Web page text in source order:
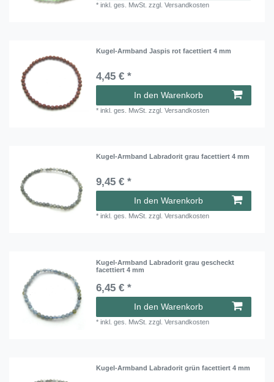
*inkl. ges. MwSt. zzgl.Versandkosten
Kugel-Armband Jaspis rot facettiert 4 mm
4,45 € *
In den Warenkorb
*inkl. ges. MwSt. zzgl.Versandkosten
Kugel-Armband Labradorit grau facettiert 4 mm
9,45 € *
In den Warenkorb
*inkl. ges. MwSt. zzgl.Versandkosten
Kugel-Armband Labradorit grau gescheckt
facettiert 4 mm
6,45 € *
In den Warenkorb
*inkl. ges. MwSt. zzgl.Versandkosten
Kugel-Armband Labradorit grün facettiert 4 mm